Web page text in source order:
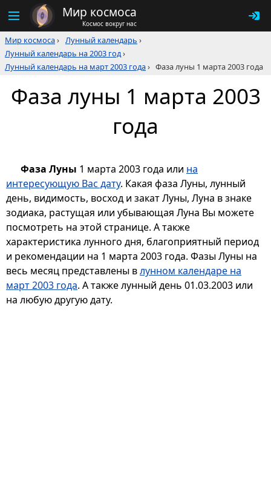
Мир космоса
Космос вокруг нас
Мир космоса› Лунный календарь ›
Лунный календарь на 2003 год›
Лунный календарь на март 2003 года› Фаза луны 1 марта 2003 года
Фаза луны 1 марта 2003
года
Фаза Луны 1 марта 2003 года или на
интересующую Вас дату. Какая фаза Луны, лунный
день, видимость, восход и закат Луны, Луна в знаке
зодиака, растущая или убывающая Луна Вы можете
посмотреть на этой странице. А также
характеристика лунного дня, благоприятный период
и рекомендации на 1 марта 2003 года. Фазы Луны на
весь месяц представлены влунном календаре на
март 2003 года. А также лунный день 01.03.2003 или
на любую другую дату.